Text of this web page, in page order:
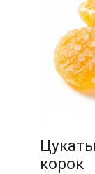
корок